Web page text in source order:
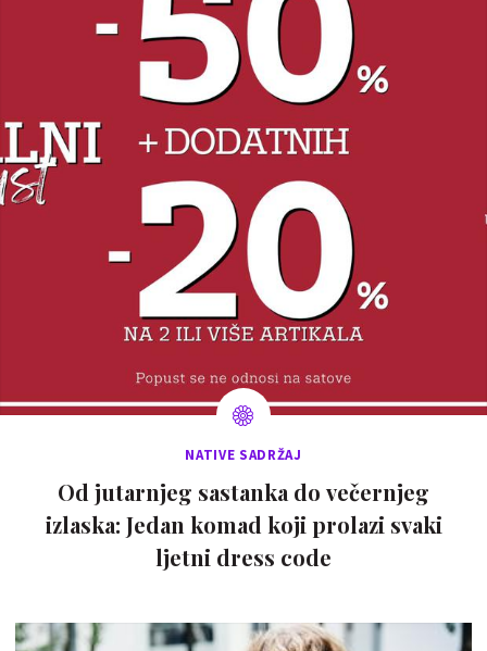
NATIVE SADRŽAJ
Od jutarnjeg sastanka do večernjeg
izlaska: Jedan komad koji prolazi svaki
ljetni dress code